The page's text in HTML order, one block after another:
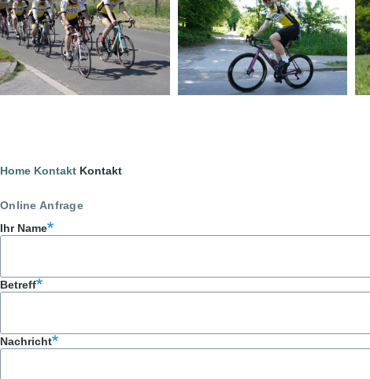
Pfadnavigation
Home Kontakt Kontakt
Online Anfrage
Ihr Name
Betreff
Nachricht